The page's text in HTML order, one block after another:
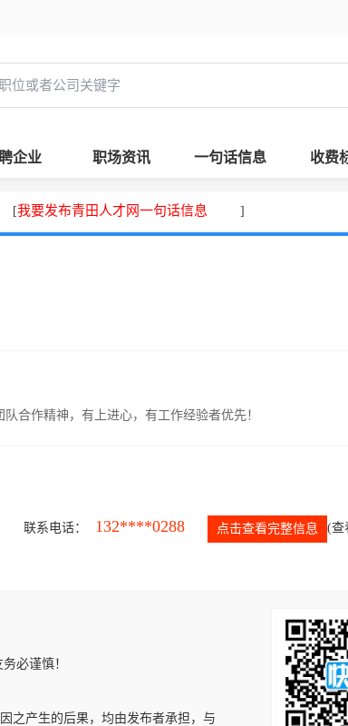
企业 职场资讯 一句话信息 收费
[我要发布青田人才网一句话信息 ]
合作精神，有上进心，有工作经验者优先！
联系电话： 132****0288 点击查看完整信息 (查
必谨慎！
之产生的后果，均由发布者承担，与